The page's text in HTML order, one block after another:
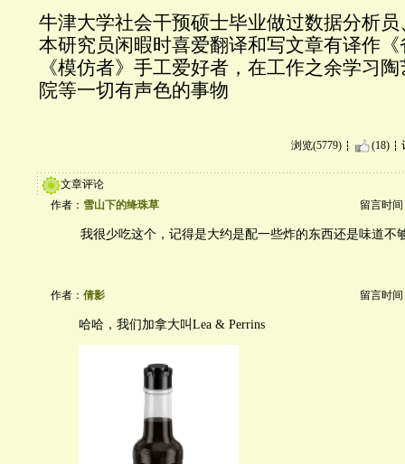
牛津大学社会干预硕士毕业做过数据分析
本研究员闲暇时喜爱翻译和写文章有译作
《模仿者》手工爱好者，在工作之余学习
院等一切有声色的事物
浏览(5779) (18)
文章评论
作者： 雪山下的绛珠草 留言时间
我很少吃这个，记得是大约是配一些炸的东西还是味道不
作者： 倩影 留言时间
哈哈，我们加拿大叫Lea & Perrins